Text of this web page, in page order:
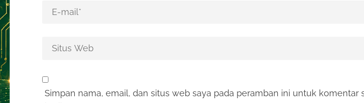
Simpan nama, email, dan situs web saya pada peramban ini untuk komentar